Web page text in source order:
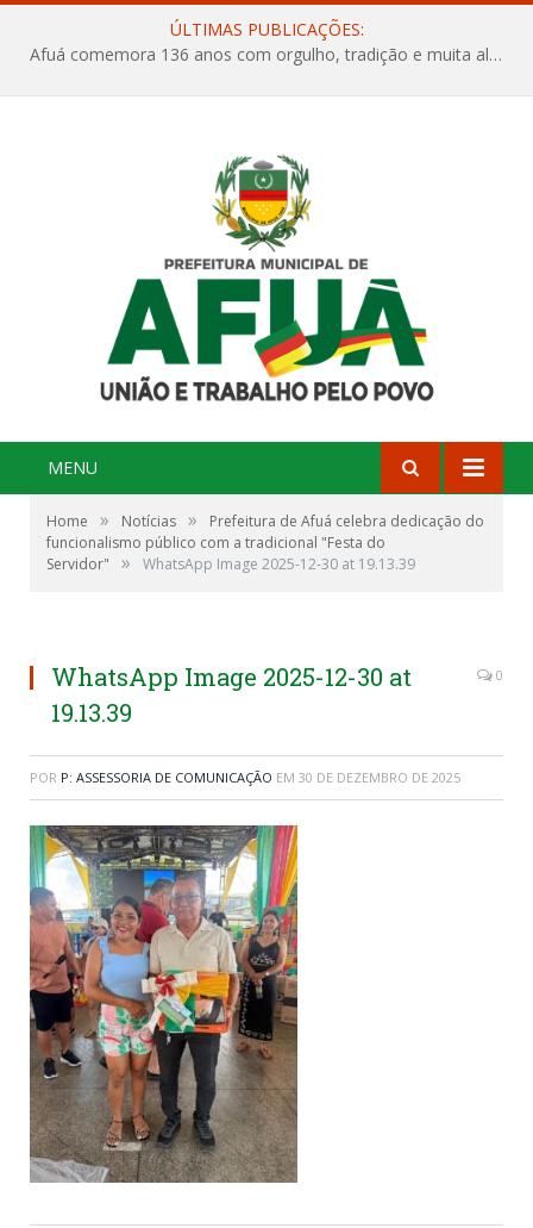
ÚLTIMAS PUBLICAÇÕES:
Afuá comemora 136 anos com orgulho, tradição e muita alegria na Quadra Dr. Nelson Salomão
MENU
Home » Notícias »
Prefeitura de Afuá celebra dedicação do
funcionalismo público com a tradicional "Festa do
Servidor"
» WhatsApp Image 2025-12-30 at 19.13.39
WhatsApp Image 2025-12-30 at
19.13.39
0
POR P: ASSESSORIA DE COMUNICAÇÃO EM 30 DE DEZEMBRO DE 2025